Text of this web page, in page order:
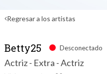
Regresar a los artistas
Betty25 Desconectado
Actriz - Extra - Actriz